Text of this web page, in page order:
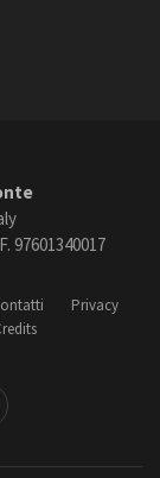
97601340017
Privacy